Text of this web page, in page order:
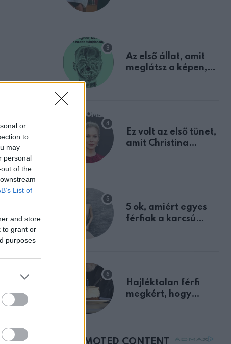
or
to
may
personal
of the
List of
and store
to grant or
purposes
Minden
a
Az első állat, amit
meglátsz a képen,
Ez volt az első tünet,
amit Christina
5 ok, amiért egyes
férfiak a karcsú
Hajléktalan férfi
megkért, hogy
mellettem ült az első